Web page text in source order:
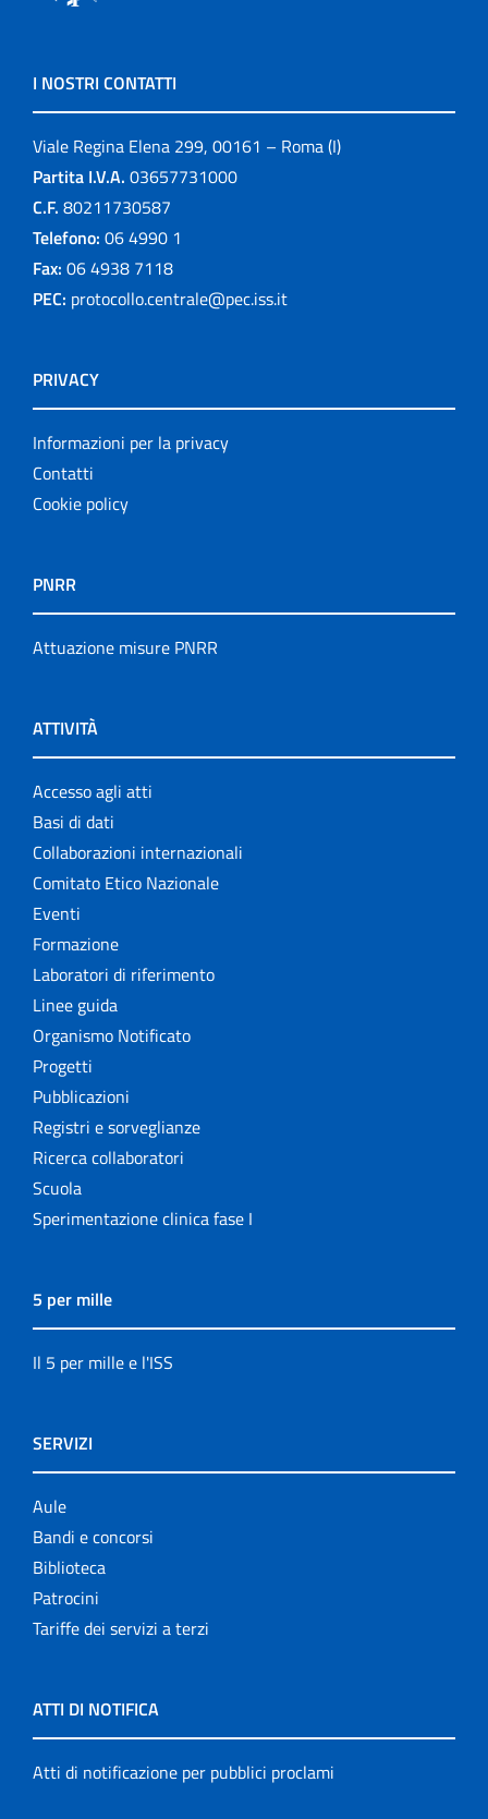
I NOSTRI CONTATTI
Viale Regina Elena 299, 00161 – Roma (I)
Partita I.V.A. 03657731000
C.F. 80211730587
Telefono: 06 4990 1
Fax: 06 4938 7118
PEC: protocollo.centrale@pec.iss.it
PRIVACY
Informazioni per la privacy
Contatti
Cookie policy
PNRR
Attuazione misure PNRR
ATTIVITÀ
Accesso agli atti
Basi di dati
Collaborazioni internazionali
Comitato Etico Nazionale
Eventi
Formazione
Laboratori di riferimento
Linee guida
Organismo Notificato
Progetti
Pubblicazioni
Registri e sorveglianze
Ricerca collaboratori
Scuola
Sperimentazione clinica fase I
5 per mille
Il 5 per mille e l'ISS
SERVIZI
Aule
Bandi e concorsi
Biblioteca
Patrocini
Tariffe dei servizi a terzi
ATTI DI NOTIFICA
Atti di notificazione per pubblici proclami